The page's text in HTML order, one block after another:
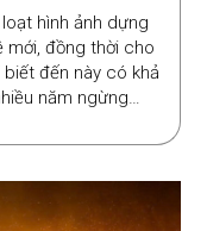
hình ảnh dựng
mới, đồng thời cho
đến này có khả
năm ngừng